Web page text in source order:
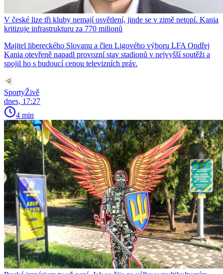
V české lize tři kluby nemají osvětlení, jinde se v zimě netopí. Kania
kritizuje infrastrukturu za 770 milionů
Majitel libereckého Slovanu a člen Ligového výboru LFA Ondřej
Kania otevřeně napadl provozní stav stadionů v nejvyšší soutěži a
spojil ho s budoucí cenou televizních práv.
SportyŽivě
dnes, 17:27
4 min